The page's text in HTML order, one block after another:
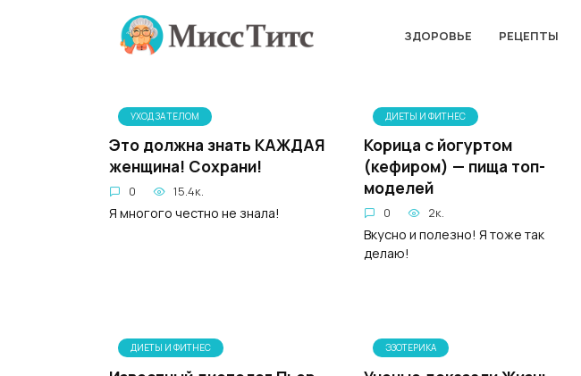
ЗДОРОВЬЕ РЕЦЕПТЫ
УХОД ЗА ТЕЛОМ
Это должна знать КАЖДАЯ
женщина! Сохрани!
0 15.4к.
Я многого честно не знала!
ДИЕТЫ И ФИТНЕС
Корица с йогуртом
(кефиром) — пища топ-
моделей
0 2к.
Вкусно и полезно! Я тоже так
делаю!
ДИЕТЫ И ФИТНЕС ЭЗОТЕРИКА